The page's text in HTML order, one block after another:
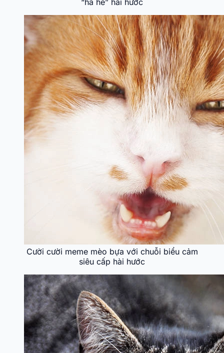
Cười cười meme mèo bựa với chuỗi biểu cảm
siêu cấp hài hước